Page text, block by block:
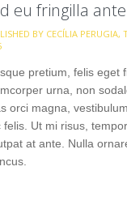
eu fringilla ante
BY CECÍLIA
pretium, felis eget
urna, non
orci magna,
felis. Ut mi risus,
at ante. Nulla